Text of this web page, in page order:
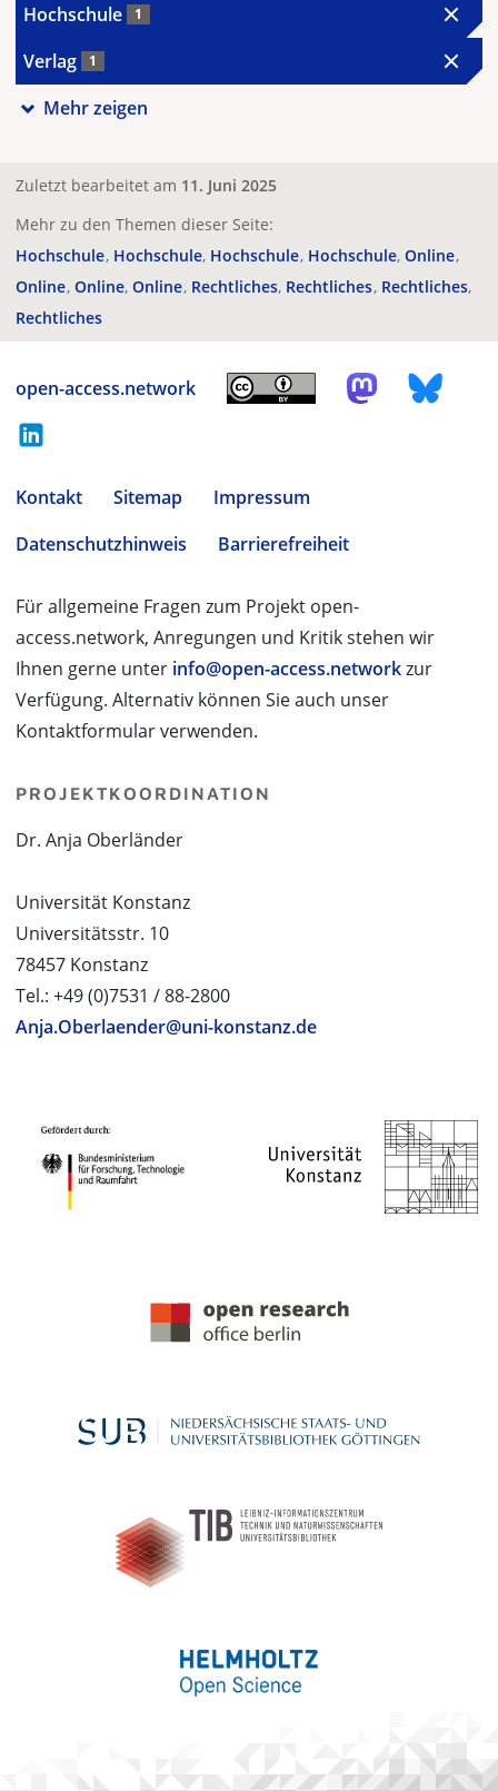
Hochschule 1
Verlag 1
Mehr zeigen
Zuletzt bearbeitet am 11. Juni 2025
Mehr zu den Themen dieser Seite:
Hochschule Hochschule Hochschule Hochschule Online
Online Online Online Rechtliches Rechtliches Rechtliches
Rechtliches
open-access.network
Kontakt Sitemap
Impressum
Datenschutzhinweis
Barrierefreiheit
Für allgemeine Fragen zum Projekt open-
access.network, Anregungen und Kritik stehen wir
Ihnen gerne unter info@open-access.networkzur
Verfügung. Alternativ können Sie auch unser
Kontaktformular verwenden.
PROJEKTKOORDINATION
Dr. Anja Oberländer
Universität Konstanz
Universitätsstr. 10
78457 Konstanz
Tel.: +49 (0)7531 / 88-2800
Anja.Oberlaender@uni-konstanz.de